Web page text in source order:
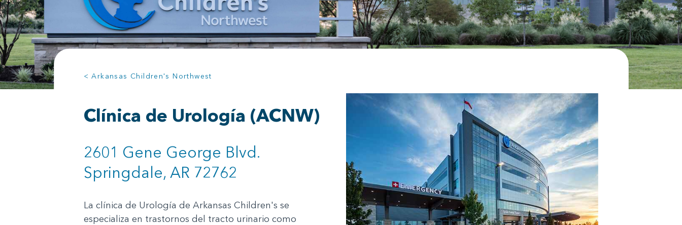
< Arkansas Children's Northwest
Clínica de Urología (ACNW)
2601 Gene George Blvd.
Springdale, AR 72762
La clínica de Urología de Arkansas Children's se
especializa en trastornos del tracto urinario como